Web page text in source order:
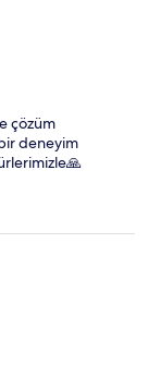
çözüm
deneyim